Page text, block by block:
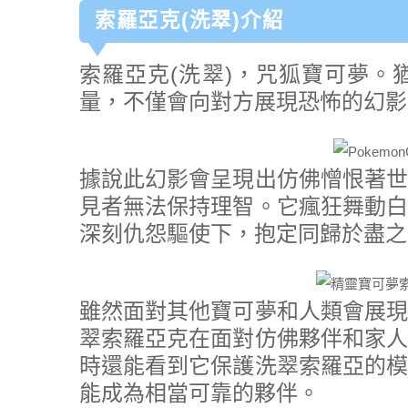
索羅亞克(洗翠)介紹
索羅亞克(洗翠)，咒狐寶可夢。
量，不僅會向對方展現恐怖的幻
據說此幻影會呈現出仿佛憎恨著
見者無法保持理智。它瘋狂舞動
深刻仇怨驅使下，抱定同歸於盡
雖然面對其他寶可夢和人類會展
翠索羅亞克在面對仿佛夥伴和家
時還能看到它保護洗翠索羅亞的
能成為相當可靠的夥伴。